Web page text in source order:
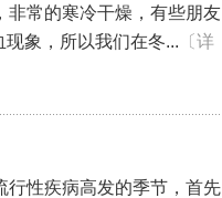
非常的寒冷干燥，有些朋友
象，所以我们在冬... 〔详
行性疾病高发的季节，首先